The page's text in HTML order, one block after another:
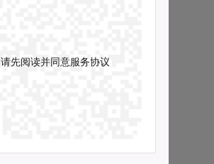
请先阅读并同意服务协议